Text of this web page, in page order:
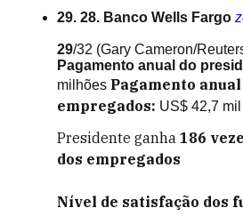
29. 28. Banco Wells Fargo
29/32 (Gary Cameron/
Pagamento anual do
milhões Pagamento
empregados: US$ 42,7 mil
Presidente ganha 186
dos empregados
Nível de satisfação dos